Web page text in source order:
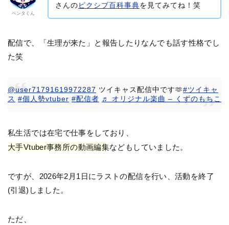
ペンタくん
さんのピクシブ百科事典を見てみてね！笑
配信で、「生理が来た」と報告したりなんでも話す性格でし
た笑
@user71791619972287 ツイキャス配信中です🫶#ツイキャ
ス #個人勢vtuber #配信者 ♬ オリジナル楽曲 – くずのもちこ
私生活では在宅で仕事をしており、
大手Vtuber事務所の動画編集などもしていました。
ですが、2026年2月1日にラストの配信を行い、活動を終了
(引退)しました。
ただ、